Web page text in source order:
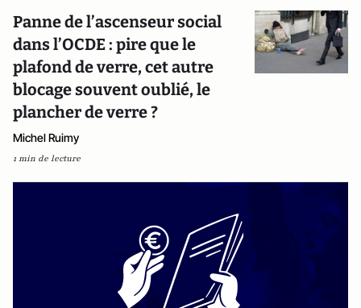
Panne de l’ascenseur social
dans l’OCDE : pire que le
plafond de verre, cet autre
blocage souvent oublié, le
plancher de verre ?
Michel Ruimy
1 min de lecture